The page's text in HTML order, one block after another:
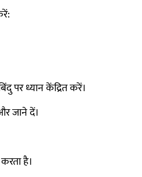
पर ध्यान केंद्रित करें।
जाने दें।
है।